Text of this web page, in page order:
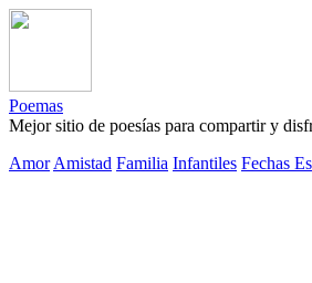
Poemas
Mejor sitio de poesías para compartir y
Amor Amistad Familia Infantiles Fechas